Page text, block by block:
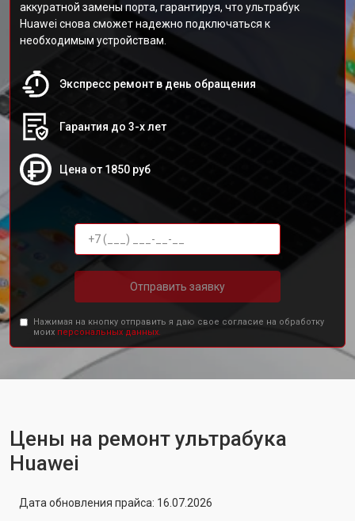
аккуратной замены порта, гарантируя, что ультрабук
Huawei снова сможет надежно подключаться к
необходимым устройствам.
Экспресс ремонт в день обращения
Гарантия до 3-х лет
Цена от 1850 руб
Отправить заявку
Нажимая на кнопку отправить я даю свое согласие на обработку
моих персональных данных.
Цены на ремонт ультрабука
Huawei
Дата обновления прайса: 16.07.2026